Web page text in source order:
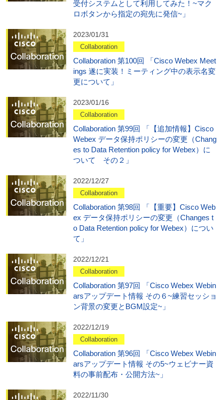
受付システムとして利用してみた！~マク
ロボタンから指定の宛先に発信~」
2023/01/31
Collaboration
Collaboration 第100回 「Cisco Webex Meet
ings 遂に実装！ミーティング中の表示名変
更について」
2023/01/16
Collaboration
Collaboration 第99回 「【追加情報】Cisco
Webex データ保持ポリシーの変更（Chang
es to Data Retention policy for Webex）に
ついて その２」
2022/12/27
Collaboration
Collaboration 第98回 「【重要】Cisco Web
ex データ保持ポリシーの変更（Changes t
o Data Retention policy for Webex）につい
て」
2022/12/21
Collaboration
Collaboration 第97回 「Cisco Webex Webin
arsアップデート情報 その６~練習セッショ
ン背景の変更とBGM設定~」
2022/12/19
Collaboration
Collaboration 第96回 「Cisco Webex Webin
arsアップデート情報 その5~ウェビナー資
料の事前配布・公開方法~」
2022/11/30